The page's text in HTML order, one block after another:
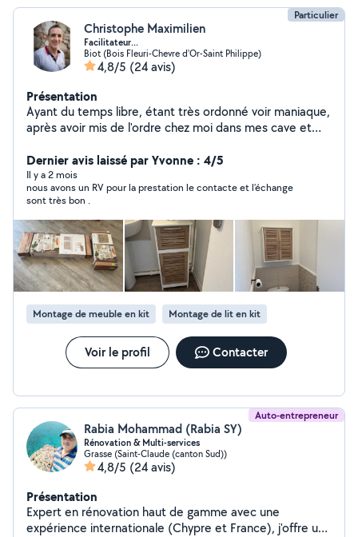
Particulier
Christophe Maximilien
Facilitateur...
Biot (Bois Fleuri-Chevre d'Or-Saint Philippe)
4,8/5 (24 avis)
Présentation
Ayant du temps libre, étant très ordonné voir maniaque,
après avoir mis de l'ordre chez moi dans mes cave et
vôtres. En même temps je peux aussi vous aider à
mettre en vente sur leboncoin les objets qui ne seront
plus utiles pour vous.
Dernier avis laissé par Yvonne : 4/5
Il y a 2 mois
nous avons un RV pour la prestation le contacte et l’échange
sont très bon .
Montage de meuble en kit Montage de lit en kit
Voir le profil Contacter
Auto-entrepreneur
Rabia Mohammad (Rabia SY)
Rénovation & Multi-services
Grasse (Saint-Claude (canton Sud))
4,8/5 (24 avis)
Présentation
Expert en rénovation haut de gamme avec une
expérience internationale (Chypre et France), j'offre un